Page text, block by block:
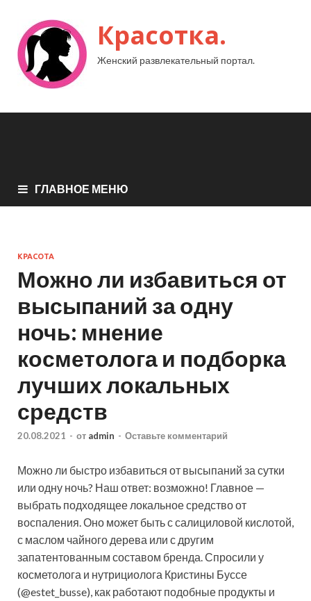
Красотка.
Женский развлекательный портал.
ГЛАВНОЕ МЕНЮ
КРАСОТА
Можно ли избавиться от
высыпаний за одну
ночь: мнение
косметолога и подборка
лучших локальных
средств
20.08.2021 - от admin - Оставьте комментарий
Можно ли быстро избавиться от высыпаний за сутки
или одну ночь? Наш ответ: возможно! Главное —
выбрать подходящее локальное средство от
воспаления. Оно может быть с салициловой кислотой,
с маслом чайного дерева или с другим
запатентованным составом бренда. Спросили у
косметолога и нутрициолога Кристины Буссе
(@estet_busse), как работают подобные продукты и